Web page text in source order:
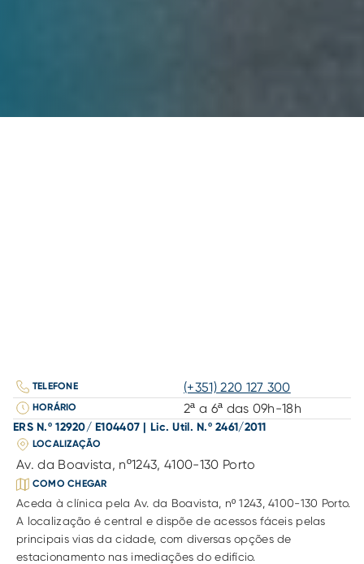
TELEFONE (+351) 220 127 300
HORÁRIO 2ª a 6ª das 09h-18h
ERS N.º 12920/ E104407 | Lic. Util. N.º 2461/2011
LOCALIZAÇÃO
Av. da Boavista, nº1243, 4100-130 Porto
COMO CHEGAR
Aceda à clínica pela Av. da Boavista, nº 1243, 4100-130 Porto.
A localização é central e dispõe de acessos fáceis pelas
principais vias da cidade, com diversas opções de
estacionamento nas imediações do edifício.